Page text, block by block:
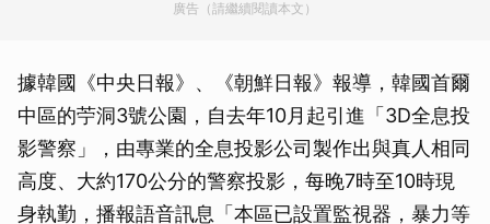
廣告（請繼續閱讀本文）
據韓國《中央日報》、《朝鮮日報》報導，韓國首爾
中區的苧洞3號公園，自去年10月起引進「3D全息投
影警察」，由專業的全息投影公司製作出與真人相同
高度、大約170公分的警察投影，每晚7時至10時現
身執勤，播報語音訊息「本區已設置監視器，暴力等